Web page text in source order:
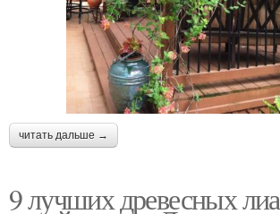
читать дальше →
9 лучших древесных